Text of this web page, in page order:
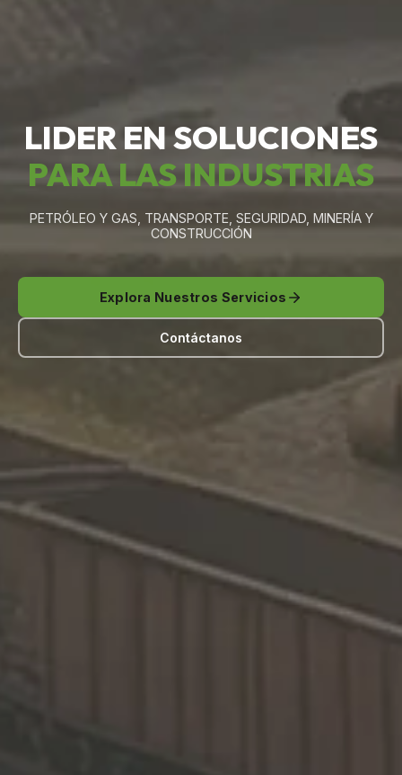
LIDER EN SOLUCIONES
PARA LAS INDUSTRIAS
PETRÓLEO Y GAS, TRANSPORTE, SEGURIDAD, MINERÍA Y
CONSTRUCCIÓN
Explora Nuestros Servicios
Contáctanos